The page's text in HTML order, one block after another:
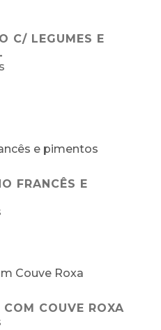
C/ LEGUMES E
FRANCÊS E
COUVE ROXA